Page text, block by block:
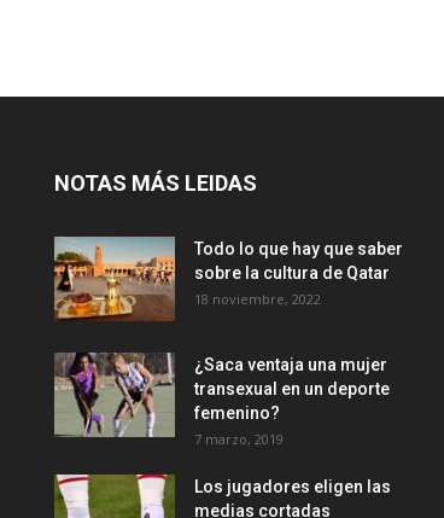
NOTAS MÁS LEIDAS
Todo lo que hay que saber
sobre la cultura de Qatar
18 noviembre, 2022
¿Saca ventaja una mujer
transexual en un deporte
femenino?
7 marzo, 2019
Los jugadores eligen las
medias cortadas